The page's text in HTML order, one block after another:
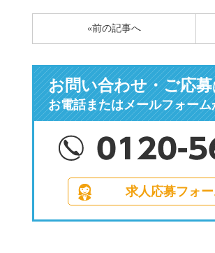
«前の記事へ
お問い合わせ・ご応募
お電話またはメールフォー
求人応募フォ